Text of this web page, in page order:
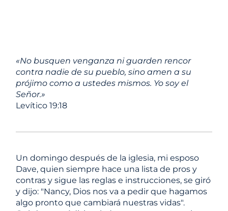
«No busquen venganza ni guarden rencor
contra nadie de su pueblo, sino amen a su
prójimo como a ustedes mismos. Yo soy el
Señor.»
Levítico 19:18
Un domingo después de la iglesia, mi esposo
Dave, quien siempre hace una lista de pros y
contras y sigue las reglas e instrucciones, se giró
y dijo: "Nancy, Dios nos va a pedir que hagamos
algo pronto que cambiará nuestras vidas".